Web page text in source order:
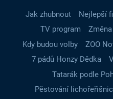
Jak zhubnout Nejlepší
TV program
Kdy budou volby
ZOO
7 pádů Honzy Dědka
Tatarák podle
Pěstování